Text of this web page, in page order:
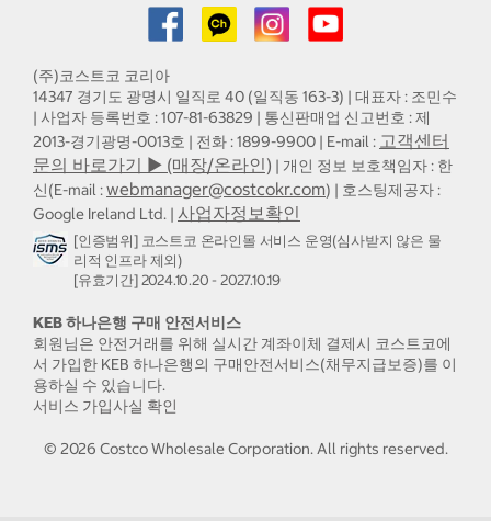
(주)코스트코 코리아
14347 경기도 광명시 일직로 40 (일직동 163-3) | 대표자 : 조민수
| 사업자 등록번호 : 107-81-63829 | 통신판매업 신고번호 : 제
2013-경기광명-0013호 | 전화 : 1899-9900 | E-mail : 고객센터
문의 바로가기 ▶ (매장/온라인) | 개인 정보 보호책임자 : 한
신(E-mail :webmanager@costcokr.com) | 호스팅제공자 :
Google Ireland Ltd. | 사업자정보확인
[인증범위] 코스트코 온라인몰 서비스 운영(심사받지 않은 물
리적 인프라 제외)
[유효기간] 2024.10.20 - 2027.10.19
KEB 하나은행 구매 안전서비스
회원님은 안전거래를 위해 실시간 계좌이체 결제시 코스트코에
서 가입한 KEB 하나은행의 구매안전서비스(채무지급보증)를 이
용하실 수 있습니다.
서비스 가입사실 확인
© 2026 Costco Wholesale Corporation.All rights reserved.